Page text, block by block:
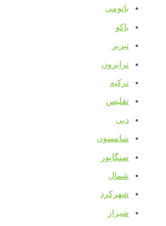
باتومی
باکو
تبریز
ترابزون
ترکیه
تفلیس
دبی
سامسون
سنگاپور
شمال
شهرکرد
شیراز